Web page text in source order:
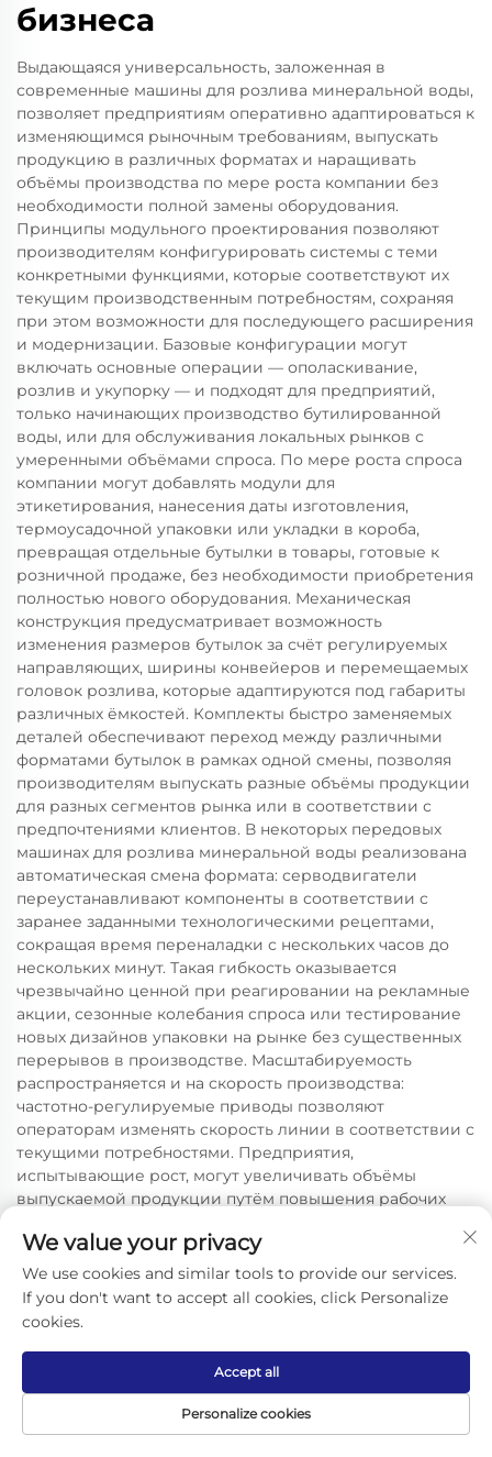
бизнеса
Выдающаяся универсальность, заложенная в
современные машины для розлива минеральной воды,
позволяет предприятиям оперативно адаптироваться к
изменяющимся рыночным требованиям, выпускать
продукцию в различных форматах и наращивать
объёмы производства по мере роста компании без
необходимости полной замены оборудования.
Принципы модульного проектирования позволяют
производителям конфигурировать системы с теми
конкретными функциями, которые соответствуют их
текущим производственным потребностям, сохраняя
при этом возможности для последующего расширения
и модернизации. Базовые конфигурации могут
включать основные операции — ополаскивание,
розлив и укупорку — и подходят для предприятий,
только начинающих производство бутилированной
воды, или для обслуживания локальных рынков с
умеренными объёмами спроса. По мере роста спроса
компании могут добавлять модули для
этикетирования, нанесения даты изготовления,
термоусадочной упаковки или укладки в короба,
превращая отдельные бутылки в товары, готовые к
розничной продаже, без необходимости приобретения
полностью нового оборудования. Механическая
конструкция предусматривает возможность
изменения размеров бутылок за счёт регулируемых
направляющих, ширины конвейеров и перемещаемых
головок розлива, которые адаптируются под габариты
различных ёмкостей. Комплекты быстро заменяемых
деталей обеспечивают переход между различными
форматами бутылок в рамках одной смены, позволяя
производителям выпускать разные объёмы продукции
для разных сегментов рынка или в соответствии с
предпочтениями клиентов. В некоторых передовых
машинах для розлива минеральной воды реализована
автоматическая смена формата: серводвигатели
переустанавливают компоненты в соответствии с
заранее заданными технологическими рецептами,
сокращая время переналадки с нескольких часов до
нескольких минут. Такая гибкость оказывается
чрезвычайно ценной при реагировании на рекламные
акции, сезонные колебания спроса или тестирование
новых дизайнов упаковки на рынке без существенных
перерывов в производстве. Масштабируемость
распространяется и на скорость производства:
частотно-регулируемые приводы позволяют
операторам изменять скорость линии в соответствии с
текущими потребностями. Предприятия,
испытывающие рост, могут увеличивать объёмы
выпускаемой продукции путём повышения рабочих
максимизирует отдачу от первоначальных инвестиций.
Технологии розлива варьируются от простых
гравитационных розливных машин для
некарбонированной столовой воды до розливных
розливных машин для газированных или
чувствительных к кислороду продуктов, обеспечивая
соответствие машины для розлива минеральной воды
специфическим характеристикам конкретного
We value your privacy
We use cookies and similar tools to provide our services.
If you don't want to accept all cookies, click Personalize
cookies.
Personalize cookies
Accept all